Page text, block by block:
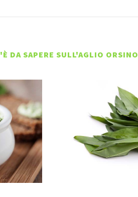
DA SAPERE SULL'AGLIO ORSINO